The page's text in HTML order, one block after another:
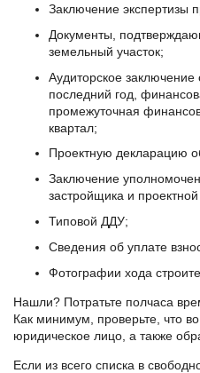
Заключение экспертизы
Документы,
земельный участок;
Аудиторское заключение
последний год,
промежуточная
квартал;
Проектную декларацию
Заключение
застройщика и
Типовой ДДУ;
Сведения об уплате
Фотографии хода
Нашли? Потратьте полчаса
Как минимум, проверьте, что
юридическое лицо, а также
Если из всего списка в